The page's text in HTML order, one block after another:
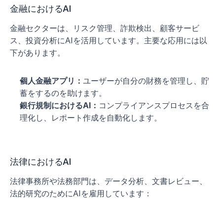
金融におけるAI
金融セクターは、リスク管理、詐欺検出、顧客サービ
ス、投資分析にAIを活用しています。主要な応用には以
下があります。
個人金融アプリ： ユーザーが自分の財務を管理し、貯
蓄をするのを助けます。
銀行規制におけるAI： コンプライアンスプロセスを合
理化し、レポート作成を自動化します。
法律におけるAI
法律事務所や法務部門は、データ分析、文書レビュー、
法的研究のためにAIを雇用しています：